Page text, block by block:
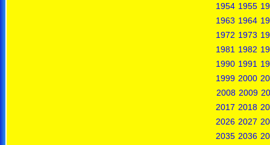
1954 1955
1963 1964
1972 1973
1981 1982
1990 1991
1999 2000
2008 2009
2017 2018
2026 2027
2035 2036